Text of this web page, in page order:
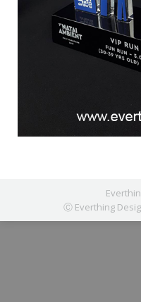
Ⓒ Everthing